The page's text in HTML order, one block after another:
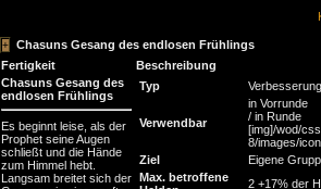
Chasuns Gesang des endlosen Frühlings
Fertigkeit
Beschreibung
Chasuns Gesang des
endlosen Frühlings
Es beginnt leise, als der
Prophet seine Augen
schließt und die Hände
zum Himmel hebt.
Langsam breitet sich der
Typ Verbesserung
Verwendbar
in Vorrunde
/ in Runde
[img]/wod/
8/images/
Ziel
Eigene
Max. betroffene
2 +17% der